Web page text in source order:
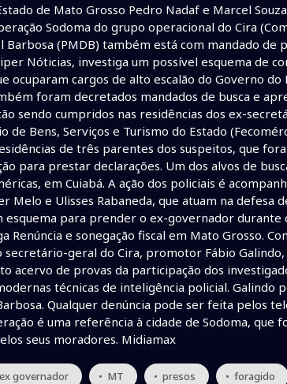
de Mato Grosso Pedro Nadaf e Marcel
Sodoma do grupo operacional do Cira
Barbosa (PMDB) também está com mandado
Nóticias, investiga um possível esquema de
ocuparam cargos de alto escalão do Governo
foram decretados mandados de busca e
sendo cumpridos nas residências dos ex-
de Bens, Serviços e Turismo do Estado
de três parentes dos suspeitos, que
para prestar declarações. Um dos alvos de
em Cuiabá. A ação dos policiais é
Melo e Ulisses Rabaneda, que atuam na defesa
para prender o ex-governador durante
Renúncia e sonegação fiscal em Mato Grosso.
secretário-geral do Cira, promotor Fábio
acervo de provas da participação dos
técnicas de inteligência policial. Galindo
Qualquer denúncia pode ser feita pelos
é uma referência à cidade de Sodoma, que
seus moradores. Midiamax
governador • MT • presos • foragido